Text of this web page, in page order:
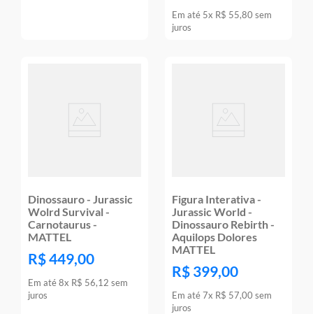
Em até 5x R$ 55,80 sem
juros
Dinossauro - Jurassic
Wolrd Survival -
Carnotaurus -
MATTEL
R$449,00
Em até8x R$ 56,12 sem
juros
Figura Interativa -
Jurassic World -
Dinossauro Rebirth -
Aquilops Dolores
MATTEL
R$ 399,00
Em até7x R$ 57,00 sem
juros